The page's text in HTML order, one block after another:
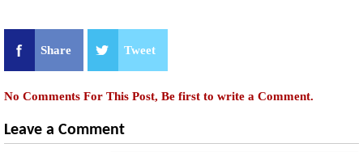
Share Tweet
No Comments For This Post, Be first to write a Comment.
Leave a Comment